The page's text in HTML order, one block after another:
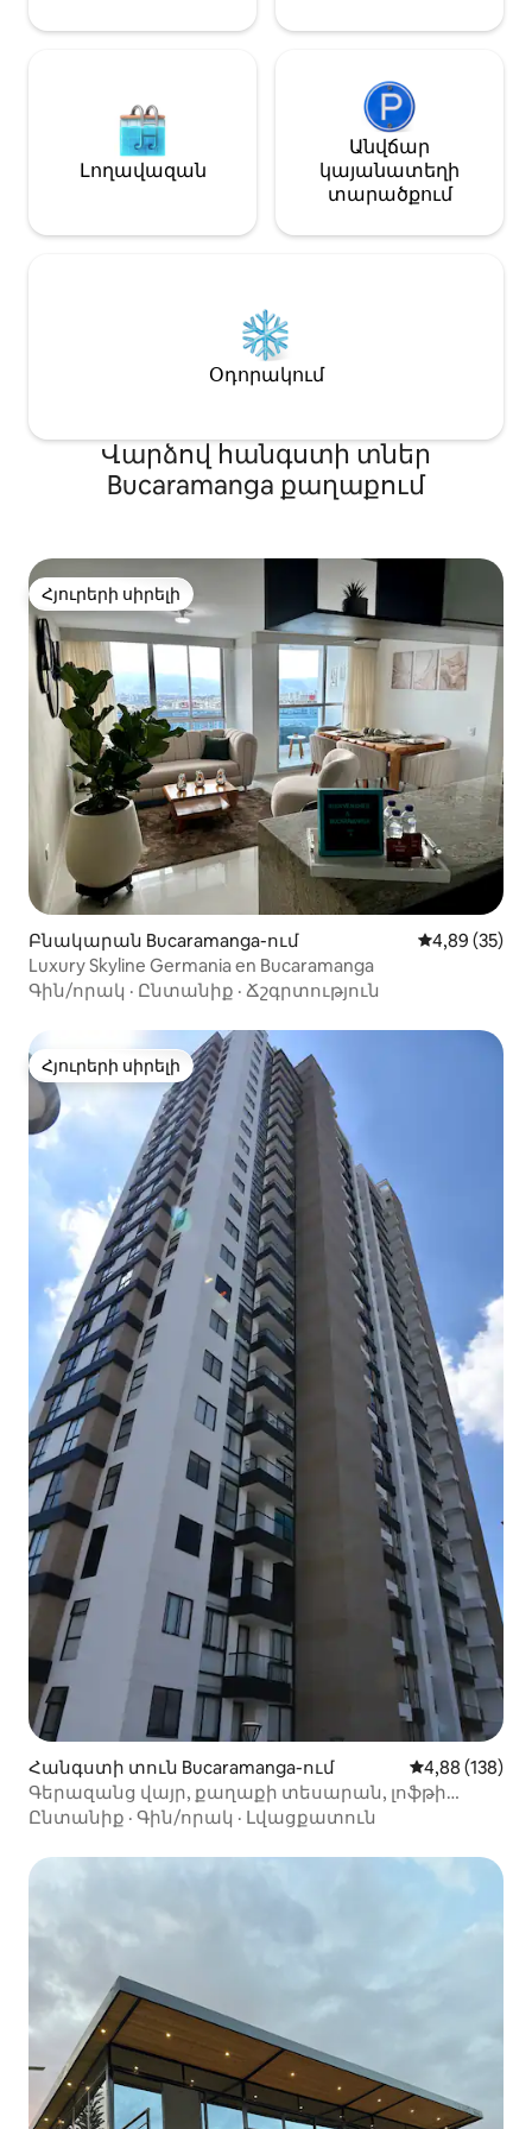
բացառիկություն և յուրահատուկ
Լողավազան
Անվճար
կայանատեղի
տարածքում
Օդորակում
Վարձով հանգստի տներ
Bucaramanga քաղաքում
Հյուրերի սիրելի
Հյուրերի սիրելի
Բնակարան Bucaramanga-ում Միջին
4,89 (35)
Luxury Skyline Germania en Bucaramanga
Գին/որակ · Ընտանիք · Ճշգրտություն
Հյուրերի սիրելի
Հյուրերի սիրելի
Հանգստի տուն Bucaramanga-ում Միջին
4,88 (138)
Գերազանց վայր, քաղաքի տեսարան, լոֆթի
տեսակը
Ընտանիք · Գին/որակ · Լվացքատուն